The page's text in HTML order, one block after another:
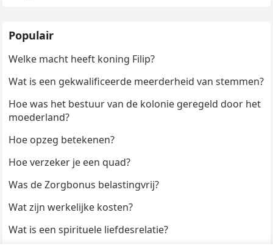
Populair
Welke macht heeft koning Filip?
Wat is een gekwalificeerde meerderheid van stemmen?
Hoe was het bestuur van de kolonie geregeld door het
moederland?
Hoe opzeg betekenen?
Hoe verzeker je een quad?
Was de Zorgbonus belastingvrij?
Wat zijn werkelijke kosten?
Wat is een spirituele liefdesrelatie?